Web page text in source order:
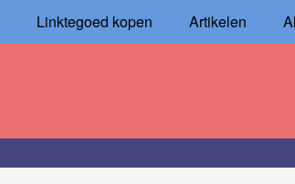
Linktegoed kopen Artikelen